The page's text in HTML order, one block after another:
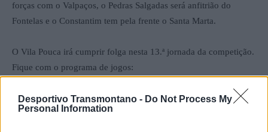
Desportivo Transmontano - Do Not Process My
Personal Information
forças com o Valpaços, o Pedras Salgadas será anfitrião do
Fontelas e o Constantim tem pela frente o Santa Marta.
O Vila Pouca irá cumprir folga nesta 13.ª jornada da competição.
Fique com o programa de jogos:
Calendário da 13.ª jornada: